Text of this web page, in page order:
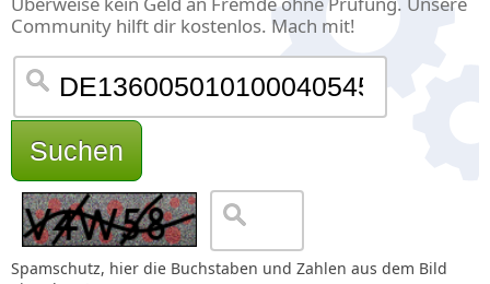
Community hilft dir kostenlos. Mach mit!
Suchen
Spamschutz, hier die Buchstaben und Zahlen aus dem Bild